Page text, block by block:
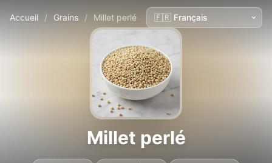
Accueil / Grains / Millet perlé
Millet perlé